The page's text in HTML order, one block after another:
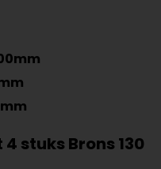
stuks Brons 130